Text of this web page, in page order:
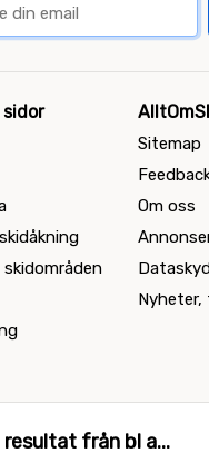
Sitemap
Om oss
resultat från bl a...